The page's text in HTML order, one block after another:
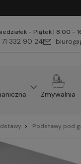
- Piątek | 8:00 -
71 332 90 24
Zmywalnia
Podstawy pod